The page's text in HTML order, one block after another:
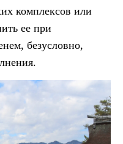
комплексов или
ее при
безусловно,